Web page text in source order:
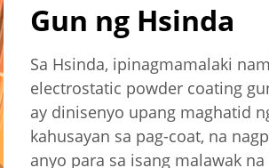
Gun ng Hsinda
Sa Hsinda, ipinagmamalaki
electrostatic powder coating
ay dinisenyo upang maghatid
kahusayan sa pag-coat, na
anyo para sa isang malawak